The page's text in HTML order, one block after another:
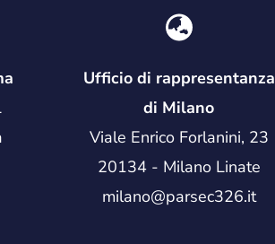
Ufficio di rappresentanza
di Milano
Viale Enrico Forlanini, 23
20134 - Milano Linate
milano@parsec326.it